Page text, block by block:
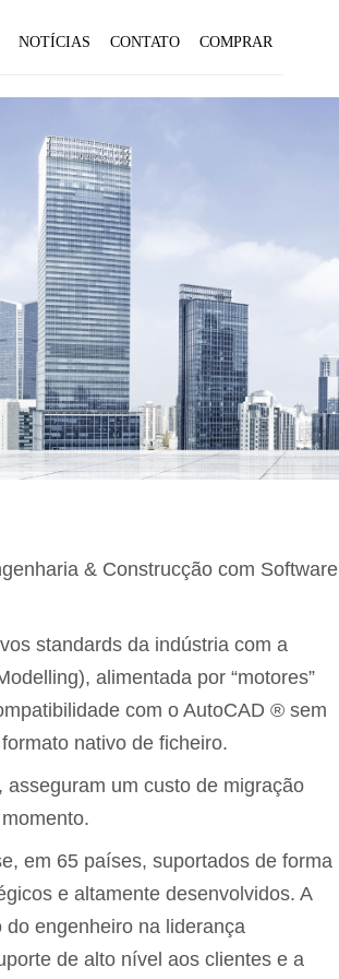
NOTÍCIAS CONTATO COMPRAR
& Construcção com Software
standards da indústria com a
alimentada por “motores”
com o AutoCAD ® sem
nativo de ficheiro.
um custo de migração
em 65 países, suportados de forma
e altamente desenvolvidos. A
engenheiro na liderança
de alto nível aos clientes e a